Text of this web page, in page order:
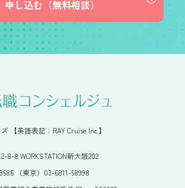
申し込む（無料相談）
【英語表記：RAY Cruise Inc.】
8-8 WORKSTATION新大阪202
（東京）03-6811-58998